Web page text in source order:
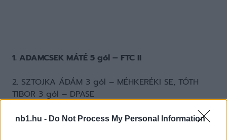
nb1.hu - Do Not Process My Personal Information
1. ADAMCSEK MÁTÉ 5 gól – FTC II
2. SZTOJKA ÁDÁM 3 gól – MÉHKERÉKI SE, TÓTH
TIBOR 3 gól – DPASE